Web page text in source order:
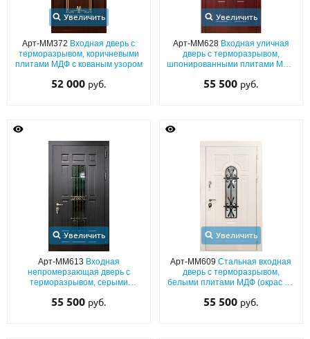
Увеличить
Арт-ММ372 Входная дверь с
терморазрывом, коричневыми
плитами МДФ с кованым узором
52 000 руб.
Увеличить
Арт-ММ628 Входная уличная
дверь с терморазрывом,
шпонированными плитами МДФ
раскладом и кнокером «под
55 500 руб.
Увеличить
Арт-ММ613 Входная
непромерзающая дверь с
терморазрывом, серыми
решеткой и стеклопакетом
55 500 руб.
Увеличить
Арт-ММ609Стальная входная
дверь с терморазрывом,
белыми плитами МДФ (окрас по
55 500 руб.